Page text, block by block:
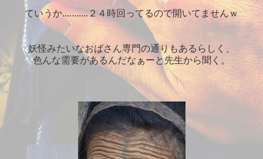
ていうか...........２４時回ってるので開いてませんｗ
妖怪みたいなおばさん専門の通りもあるらしく、
色んな需要があるんだなぁーと先生から聞く。